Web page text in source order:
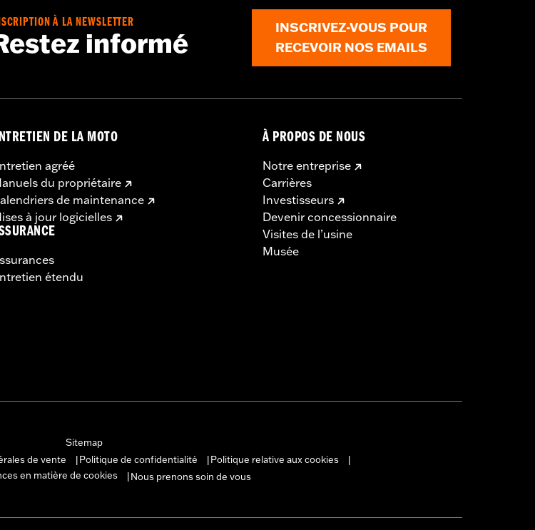
À LA NEWSLETTER
informé
INSCRIVEZ-VOUS POUR
RECEVOIR NOS EMAILS
DE LA MOTO
agréé
du propriétaire
de maintenance
à jour logicielles
étendu
À PROPOS DE NOUS
Notre entreprise
Carrières
Investisseurs
Devenir concessionnaire
Visites de l’usine
Musée
Sitemap
de vente Politique de confidentialité Politique relative aux cookies
en matière de cookies
Nous prenons soin de vous